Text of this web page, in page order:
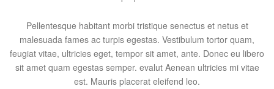
Pellentesque habitant morbi tristique senectus et netus et
malesuada fames ac turpis egestas. Vestibulum tortor quam,
feugiat vitae, ultricies eget, tempor sit amet, ante. Donec eu libero
sit amet quam egestas semper. evalut Aenean ultricies mi vitae
est. Mauris placerat eleifend leo.